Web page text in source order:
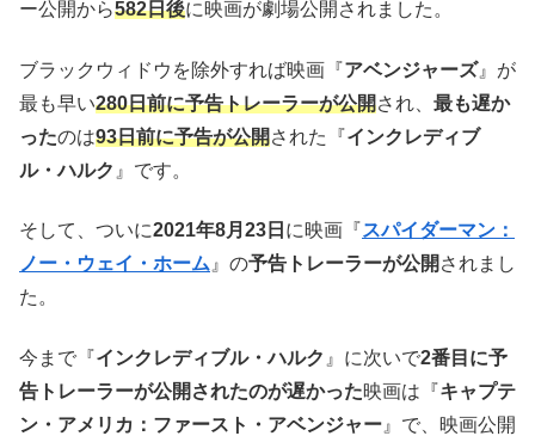
ー公開から582日後に映画が劇場公開されました。
ブラックウィドウを除外すれば映画『アベンジャーズ』が
最も早い280日前に予告トレーラーが公開され、 最も遅か
ったのは93日前に予告が公開された『インクレディブ
ル・ハルク 』です。
そして、ついに2021年8月23日 に映画『スパイダーマン：
ノー・ウェイ・ホーム 』の予告トレーラーが公開 されまし
た。
今まで『インクレディブル・ハルク 』に次いで2番目に予
告トレーラーが公開されたのが遅かった映画は『キャプテ
ン・アメリカ：ファースト・アベンジャー 』で、映画公開